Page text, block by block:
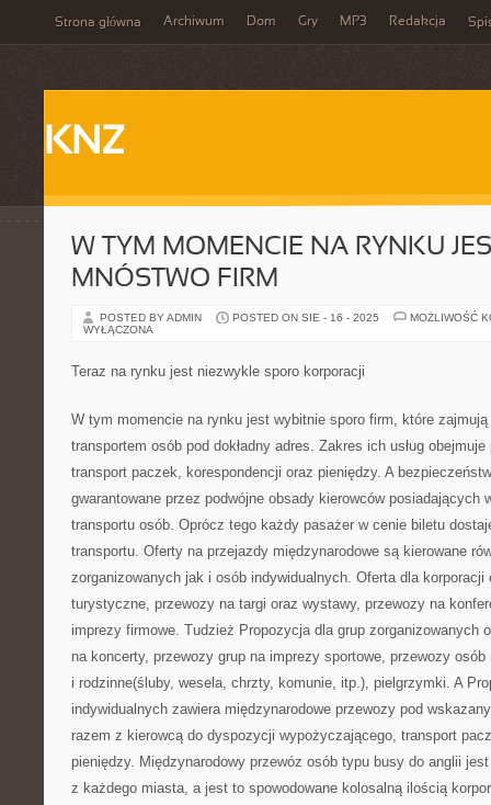
Strona główna Archiwum Dom Gry MP3 Redakcja
KNZ
W TYM MOMENCIE NA RYNKU
MNÓSTWO FIRM
POSTED BY ADMIN POSTED ON SIE - 16 - 2025
MOŻLIWOŚĆ
WYŁĄCZONA
Teraz na rynku jest niezwykle sporo korporacji
W tym momencie na rynku jest wybitnie sporo firm, które
transportem osób pod dokładny adres. Zakres ich usług
transport paczek, korespondencji oraz pieniędzy. A
gwarantowane przez podwójne obsady kierowców posiadających
transportu osób. Oprócz tego każdy pasażer w cenie biletu
transportu. Oferty na przejazdy międzynarodowe są kierowane
zorganizowanych jak i osób indywidualnych. Oferta dla korporacji
turystyczne, przewozy na targi oraz wystawy, przewozy na
imprezy firmowe. Tudzież Propozycja dla grup zorganizowanych
na koncerty, przewozy grup na imprezy sportowe, przewozy
i rodzinne(śluby, wesela, chrzty, komunie, itp.), pielgrzymki. A
indywidualnych zawiera międzynarodowe przewozy pod
razem z kierowcą do dyspozycji wypożyczającego, transport
pieniędzy. Międzynarodowy przewóz osób typu busy do anglii
z każdego miasta, a jest to spowodowane kolosalną ilością